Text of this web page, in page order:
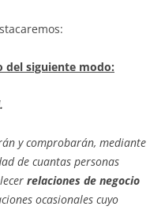
del siguiente modo:
y comprobarán, mediante
de cuantas personas
relaciones de negocio
ocasionales cuyo